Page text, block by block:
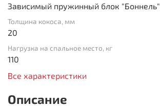
Зависимый пружинный блок "Боннель"
Толщина кокоса, мм
20
Нагрузка на спальное место, кг
110
Все характеристики
Описание